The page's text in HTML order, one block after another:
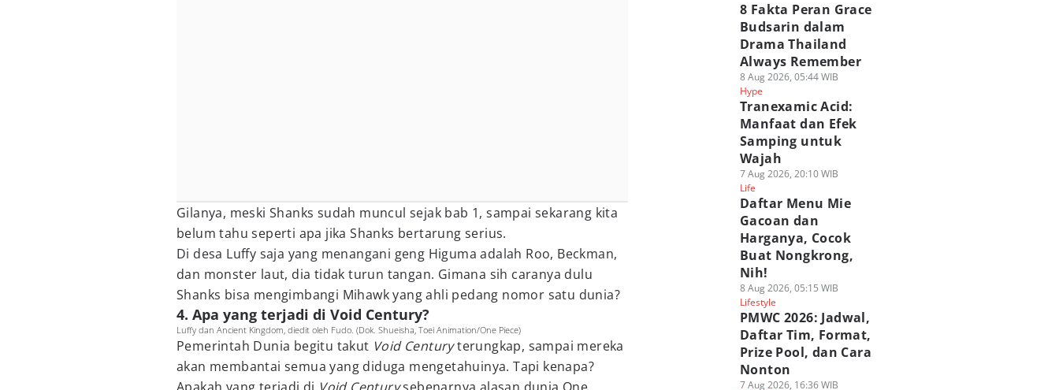
Gilanya, meski Shanks sudah muncul sejak bab 1, sampai sekarang kita
belum tahu seperti apa jika Shanks bertarung serius.
Di desa Luffy saja yang menangani geng Higuma adalah Roo, Beckman,
dan monster laut, dia tidak turun tangan. Gimana sih caranya dulu
Shanks bisa mengimbangi Mihawk yang ahli pedang nomor satu dunia?
4. Apa yang terjadi di Void Century?
Luffy dan Ancient Kingdom, diedit oleh Fudo. (Dok. Shueisha, Toei Animation/One Piece)
Pemerintah Dunia begitu takut Void Centuryterungkap, sampai mereka
akan membantai semua yang diduga mengetahuinya. Tapi kenapa?
8 Fakta Peran Grace
Budsarin dalam
Drama Thailand
Always Remember
8 Aug 2026, 05:44 WIB
Hype
Tranexamic Acid:
Manfaat dan Efek
Samping untuk
Wajah
7 Aug 2026, 20:10 WIB
Life
Daftar Menu Mie
Gacoan dan
Harganya, Cocok
Buat Nongkrong,
Nih!
8 Aug 2026, 05:15 WIB
Lifestyle
PMWC 2026: Jadwal,
Daftar Tim, Format,
Prize Pool, dan Cara
Nonton
7 Aug 2026, 16:36 WIB